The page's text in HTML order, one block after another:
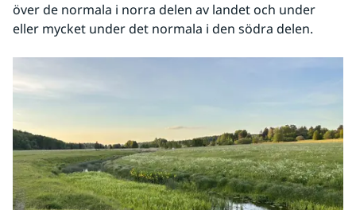
över de normala i norra delen av landet och under
eller mycket under det normala i den södra delen.